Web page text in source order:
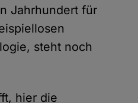
Jahrhundert für
steht noch
hier die